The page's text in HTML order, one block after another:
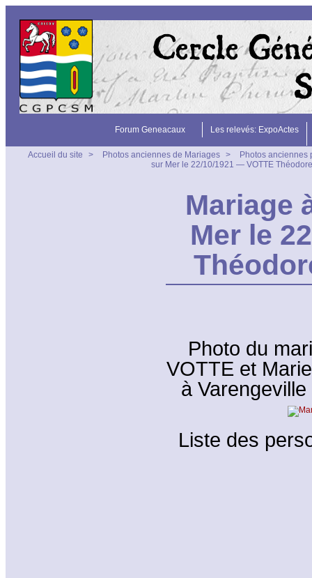
Forum Geneacaux Les relevés: ExpoActes
Accueil du site > Photos anciennes de Mariages >
Photos anciennes
sur Mer le 22/10/1921 — VOTTE
Mariage
Mer le
Photo du
VOTTE et
à
Liste des